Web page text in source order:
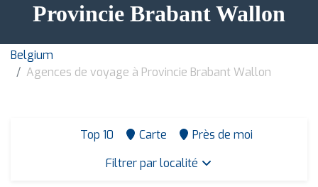
Provincie Brabant Wallon
Belgium
Agences de voyage à Provincie Brabant Wallon
Top 10 Carte
Près de moi
Filtrer par localité